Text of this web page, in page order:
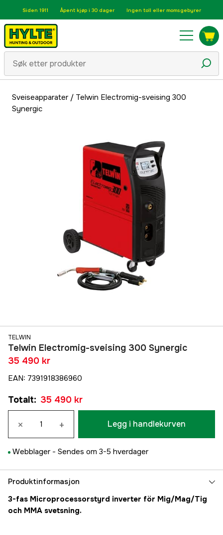
Siden 1911 Åpent kjøp i 30 dager Ingen toll eller momsgebyrer
Sveiseapparater/ Telwin Electromig-sveising 300
Synergic
TELWIN
Telwin Electromig-sveising 300 Synergic
35 490 kr
EAN: 7391918386960
Totalt: 35 490 kr
× + Legg i handlekurven
Webblager - Sendes om 3-5 hverdager
Produktinformasjon
3-fas Microprocessorstyrd inverter för Mig/Mag/Tig
och MMA svetsning.